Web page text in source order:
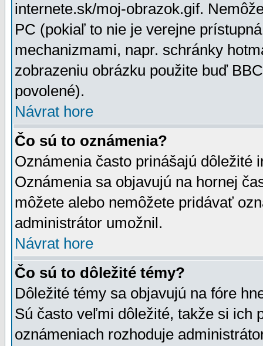
internete.sk/moj-obrazok.gif.
PC (pokiaľ to nie je verejne
mechanizmami, napr. schránky
zobrazeniu obrázku použite buď
povolené).
Návrat hore
Čo sú to oznámenia?
Oznámenia často prinášajú dôležité
Oznámenia sa objavujú na hornej
môžete alebo nemôžete pridávať
administrátor umožnil.
Návrat hore
Čo sú to dôležité témy?
Dôležité témy sa objavujú na fóre
Sú často veľmi dôležité, takže si ich
oznámeniach rozhoduje